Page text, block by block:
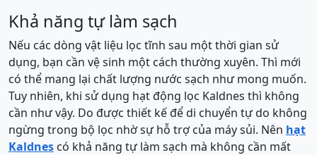
Khả năng tự làm sạch
Nếu các dòng vật liệu lọc tĩnh sau một thời gian sử
dụng, bạn cần vệ sinh một cách thường xuyên. Thì mới
có thể mang lại chất lượng nước sạch như mong muốn.
Tuy nhiên, khi sử dụng hạt động lọc Kaldnes thì không
cần như vậy. Do được thiết kế để di chuyển tự do không
ngừng trong bộ lọc nhờ sự hỗ trợ của máy sủi. Nên hạt
Kaldnes có khả năng tự làm sạch mà không cần mất